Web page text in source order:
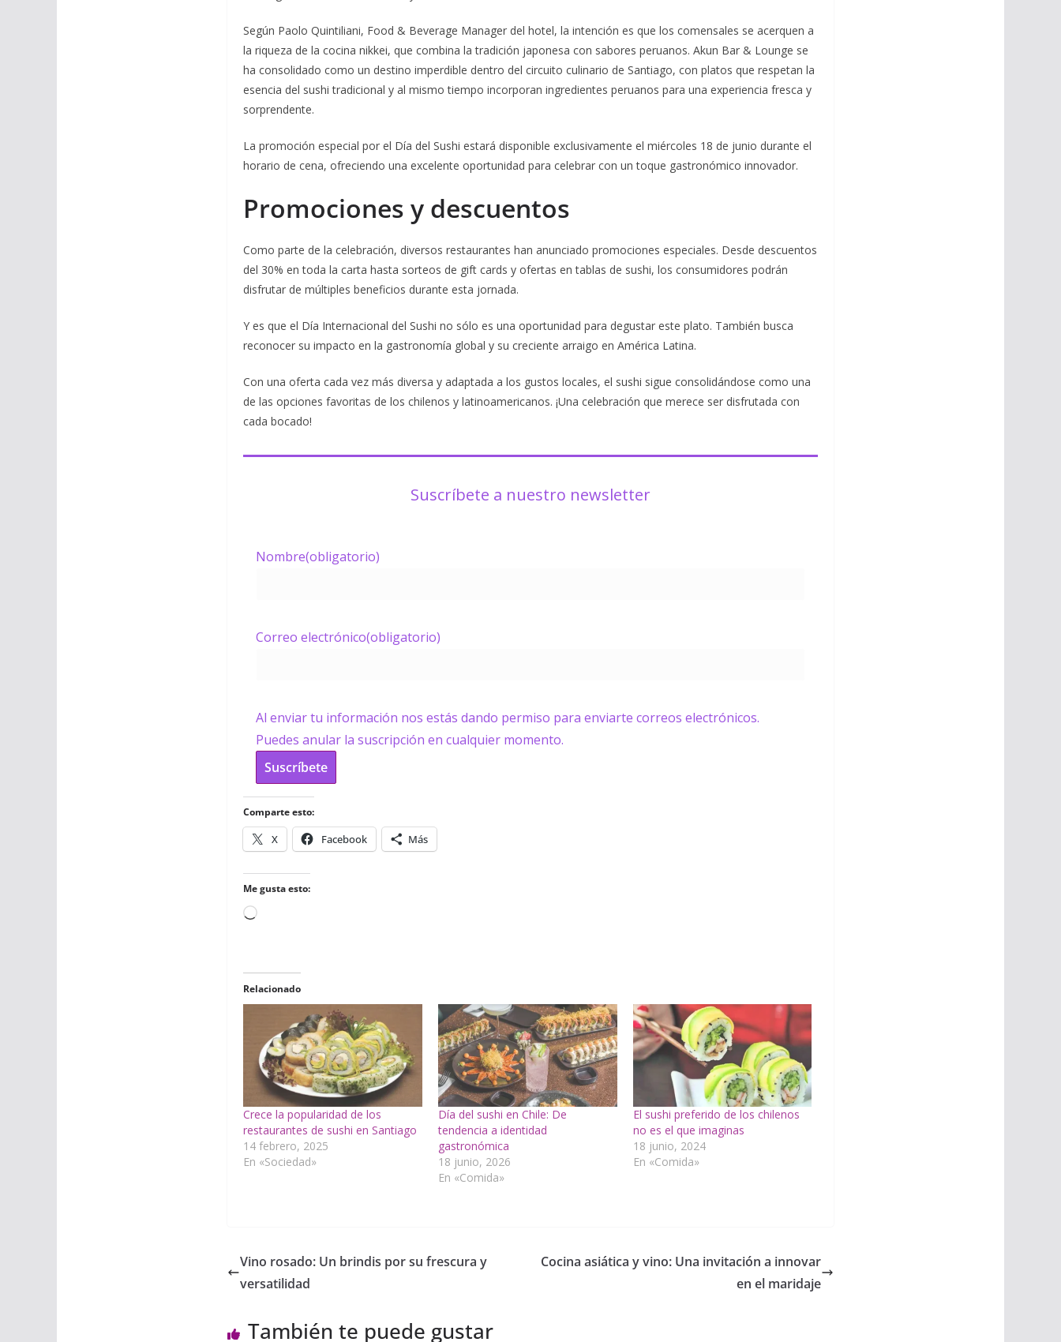
Según Paolo Quintiliani, Food & Beverage Manager del hotel, la intención es que los comensales se acerquen a
la riqueza de la cocina nikkei, que combina la tradición japonesa con sabores peruanos. Akun Bar & Lounge se
ha consolidado como un destino imperdible dentro del circuito culinario de Santiago, con platos que respetan la
esencia del sushi tradicional y al mismo tiempo incorporan ingredientes peruanos para una experiencia fresca y
sorprendente.
La promoción especial por el Día del Sushi estará disponible exclusivamente el miércoles 18 de junio durante el
horario de cena, ofreciendo una excelente oportunidad para celebrar con un toque gastronómico innovador.
Promociones y descuentos
Como parte de la celebración, diversos restaurantes han anunciado promociones especiales. Desde descuentos
del 30% en toda la carta hasta sorteos de gift cards y ofertas en tablas de sushi, los consumidores podrán
disfrutar de múltiples beneficios durante esta jornada.
Y es que el Día Internacional del Sushi no sólo es una oportunidad para degustar este plato. También busca
reconocer su impacto en la gastronomía global y su creciente arraigo en América Latina.
Con una oferta cada vez más diversa y adaptada a los gustos locales, el sushi sigue consolidándose como una
de las opciones favoritas de los chilenos y latinoamericanos. ¡Una celebración que merece ser disfrutada con
cada bocado!
Suscríbete a nuestro newsletter
Nombre(obligatorio)
Correo electrónico(obligatorio)
Al enviar tu información nos estás dando permiso para enviarte correos electrónicos.
Puedes anular la suscripción en cualquier momento.
Suscríbete
Comparte esto:
X Facebook Más
Me gusta esto:
Cargando...
Relacionado
Crece la popularidad de los
restaurantes de sushi en Santiago
14 febrero, 2025
En «Sociedad»
Día del sushi en Chile: De
tendencia a identidad
gastronómica
18 junio, 2026
En «Comida»
El sushi preferido de los chilenos
no es el que imaginas
18 junio, 2024
En «Comida»
Vino rosado: Un brindis por su frescura y
versatilidad
Cocina asiática y vino: Una invitación a innovar
en el maridaje
También te puede gustar